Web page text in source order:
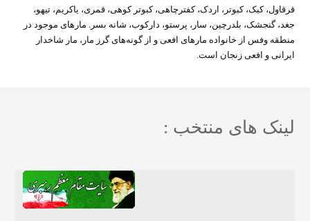
قرقاول، کبک، کبوتر، اردک، کفترچاهی، کبوتر کوهی، قمری، یاکریم، تیهو،
جغد، گنجشک، بلدرچین، سار، پرستو، دارکوب، شانه بسر. مارهای موجود در
منطقه وفس از خانواده مارهای افعی و از گونه‌های گرز مار، مار شاخدار
ایرانی و افعی زنجان است.
لینک های منتخب :